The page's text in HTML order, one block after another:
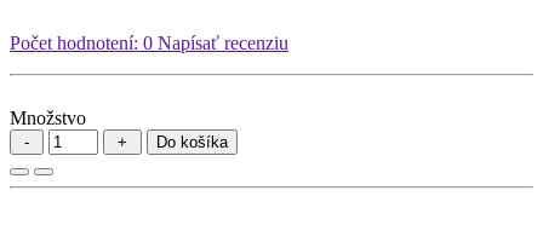
Počet hodnotení: 0 Napísať recenziu
Množstvo
Do košíka